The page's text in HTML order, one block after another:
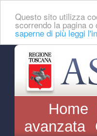
Questo sito utilizza
scorrendo la pagina
saperne di più leggi
Home
avanzata